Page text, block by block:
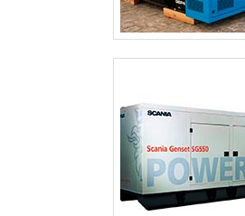
CABINES ACÚSTICAS PARA GERADORES
GERADOR TERMOELÉTRICO